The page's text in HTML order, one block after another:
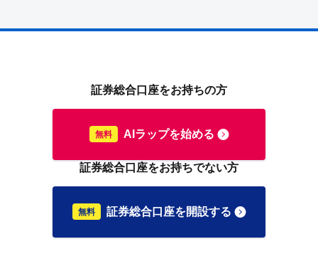
証券総合口座をお持ちの方
AIラップを始める
証券総合口座をお持ちでない方
証券総合口座を開設する